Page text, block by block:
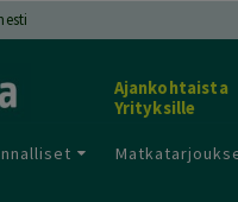
Ajankohtaista
Yrityksille